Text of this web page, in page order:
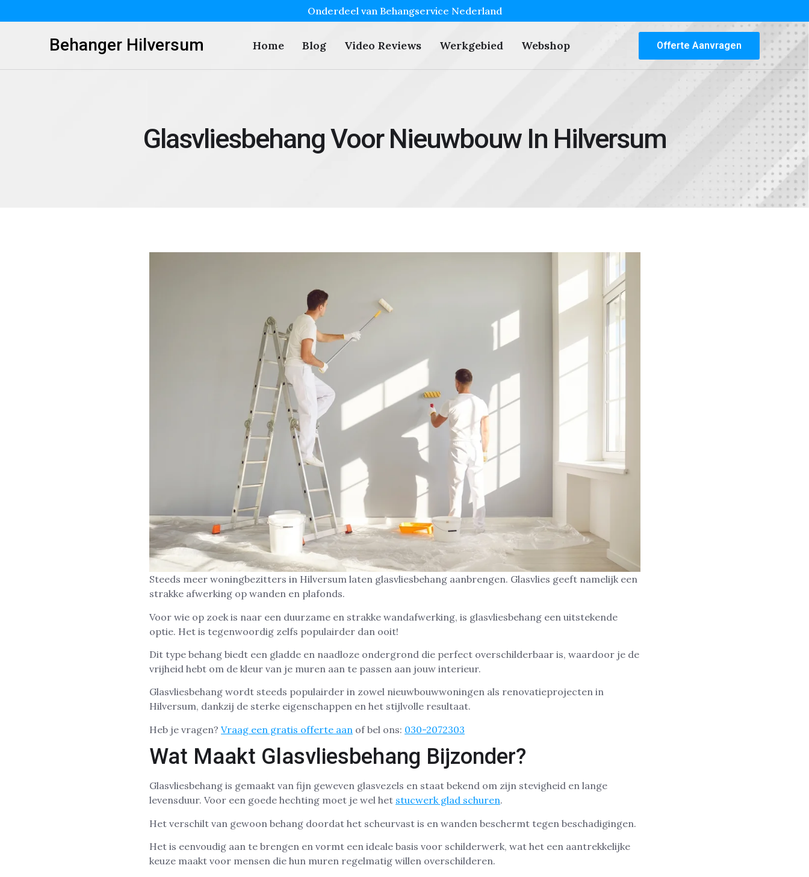
Onderdeel van Behangservice Nederland
Behanger Hilversum Home Blog Video Reviews Werkgebied Webshop Offerte Aanvragen
Glasvliesbehang Voor Nieuwbouw In Hilversum
Steeds meer woningbezitters in Hilversum laten glasvliesbehang aanbrengen. Glasvlies geeft namelijk een
strakke afwerking op wanden en plafonds.
Voor wie op zoek is naar een duurzame en strakke wandafwerking, is glasvliesbehang een uitstekende
optie. Het is tegenwoordig zelfs populairder dan ooit!
Dit type behang biedt een gladde en naadloze ondergrond die perfect overschilderbaar is, waardoor je de
vrijheid hebt om de kleur van je muren aan te passen aan jouw interieur.
Glasvliesbehang wordt steeds populairder in zowel nieuwbouwwoningen als renovatieprojecten in
Hilversum, dankzij de sterke eigenschappen en het stijlvolle resultaat.
Heb je vragen? Vraag een gratis offerte aan of bel ons: 030-2072303
Wat Maakt Glasvliesbehang Bijzonder?
Glasvliesbehang is gemaakt van fijn geweven glasvezels en staat bekend om zijn stevigheid en lange
levensduur. Voor een goede hechting moet je wel het stucwerk glad schuren.
Het verschilt van gewoon behang doordat het scheurvast is en wanden beschermt tegen beschadigingen.
Het is eenvoudig aan te brengen en vormt een ideale basis voor schilderwerk, wat het een aantrekkelijke
keuze maakt voor mensen die hun muren regelmatig willen overschilderen.